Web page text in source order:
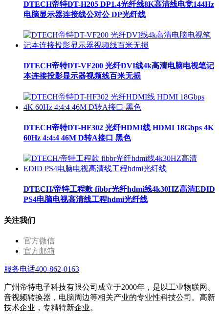
DTECH帝特DT-H205 DP1.4光纤线8K高清线电竞144Hz
电脑显示器连接线公对公 DP光纤线
DTECH帝特DT-VF200 光纤DVI线4k高清电脑电视笔记
本连接投影显示器视频线百米无损
DTECH帝特DT-HF302 光纤HDMI线 HDMI 18Gbps 4K
60Hz 4:4:4 46M D转A接口 黑色
DTECH/帝特工程款 fibbr光纤hdmi线4k30HZ高清EDID
PS4电脑电视高清线工程hdmi光纤线
关注我们
官方微信
官方邮箱
服务电话400-862-0163
广州帝特电子科技有限公司成立于2000年，是以工业物联网、
音视频转换器，电脑周边等相关产业的专业性科技公司。高新
技术企业，专精特新企业。